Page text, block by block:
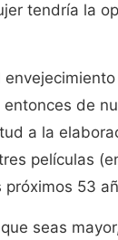
tendría la
entonces de
a la
películas
próximos 53
seas